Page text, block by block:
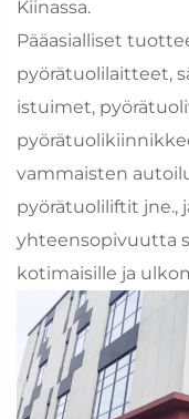
Kiinassa.
Pääasialliset
pyörätuolilaitteet,
istuimet,
vammaisten
pyörätuoliliftit jne.,
yhteensopivuutta
kotimaisille ja